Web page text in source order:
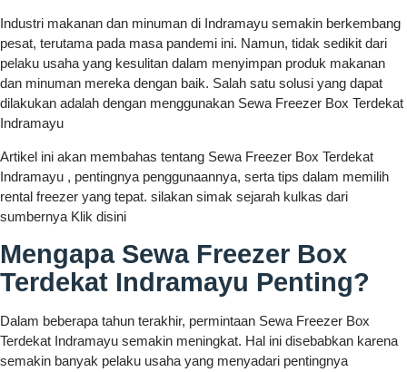
Industri makanan dan minuman di Indramayu semakin berkembang
pesat, terutama pada masa pandemi ini. Namun, tidak sedikit dari
pelaku usaha yang kesulitan dalam menyimpan produk makanan
dan minuman mereka dengan baik. Salah satu solusi yang dapat
dilakukan adalah dengan menggunakan Sewa Freezer Box Terdekat
Indramayu
Artikel ini akan membahas tentang Sewa Freezer Box Terdekat
Indramayu , pentingnya penggunaannya, serta tips dalam memilih
rental freezer yang tepat. silakan simak sejarah kulkas dari
sumbernya Klik disini
Mengapa Sewa Freezer Box
Terdekat Indramayu Penting?
Dalam beberapa tahun terakhir, permintaan Sewa Freezer Box
Terdekat Indramayu semakin meningkat. Hal ini disebabkan karena
semakin banyak pelaku usaha yang menyadari pentingnya